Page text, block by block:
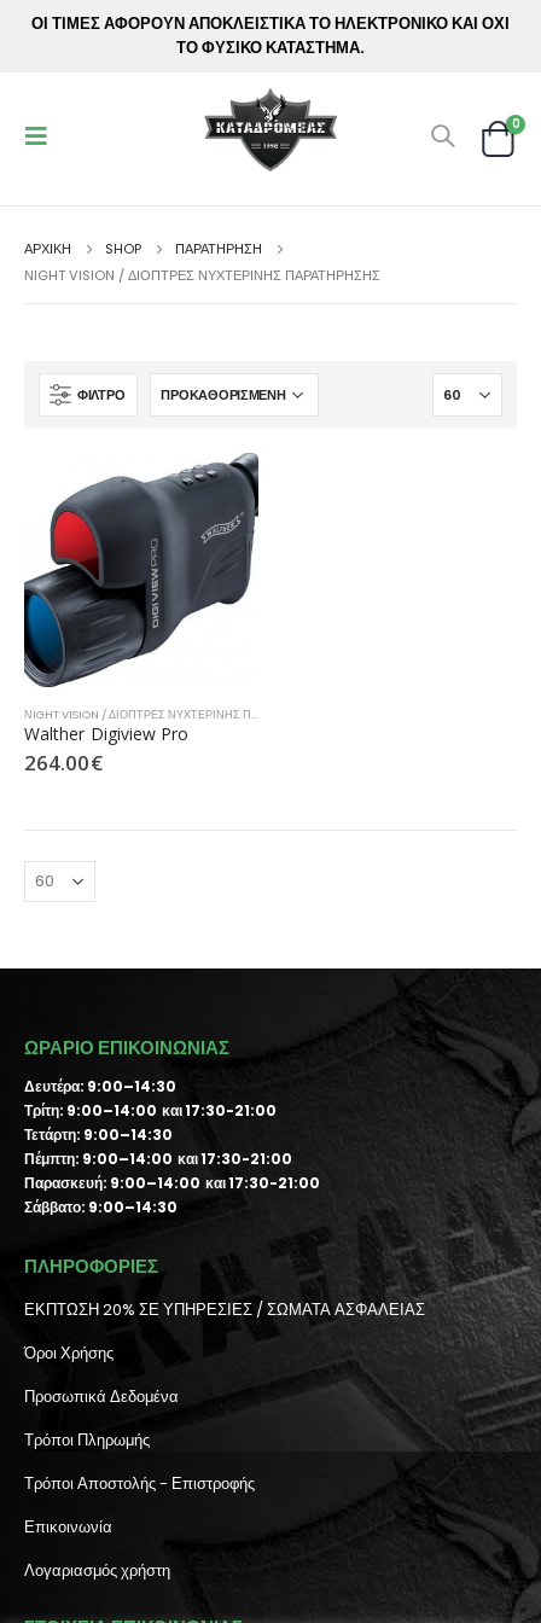
ΟΙ ΤΙΜΕΣ ΑΦΟΡΟΥΝ ΑΠΟΚΛΕΙΣΤΙΚΑ ΤΟ ΗΛΕΚΤΡΟΝΙΚΟ ΚΑΙ ΟΧΙ
ΤΟ ΦΥΣΙΚΟ ΚΑΤΑΣΤΗΜΑ.
0
ΑΡΧΙΚΉ SHOP
ΠΑΡΑΤΗΡΗΣΗ
ΝIGHT VISION / ΔΙΌΠΤΡΕΣ ΝΥΧΤΕΡΙΝΉΣ ΠΑΡΑΤΉΡΗΣΗΣ
ΦΊΛΤΡΟ
ΝIGHT VISION / ΔΙΌΠΤΡΕΣ ΝΥΧΤΕΡΙΝΉΣ ΠΑΡΑΤΉΡΗΣΗΣ
Walther Digiview Pro
264.00€
ΩΡΑΡΙΟ ΕΠΙΚΟΙΝΩΝΙΑΣ
Δευτέρα: 9:00–14:30
Τρίτη: 9:00–14:00 και 17:30-21:00
Τετάρτη: 9:00–14:30
Πέμπτη: 9:00–14:00 και 17:30-21:00
Παρασκευή: 9:00–14:00 και 17:30-21:00
Σάββατο: 9:00–14:30
ΠΛΗΡΟΦΟΡΙΕΣ
ΕΚΠΤΩΣΗ 20% ΣΕ ΥΠΗΡΕΣΙΕΣ / ΣΩΜΑΤΑ ΑΣΦΑΛΕΙΑΣ
Όροι Χρήσης
Προσωπικά Δεδομένα
Τρόποι Πληρωμής
Τρόποι Αποστολής - Επιστροφής
Επικοινωνία
Λογαριασμός χρήστη